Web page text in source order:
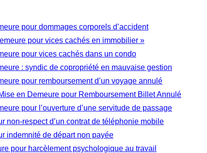
pour dommages corporels d’accident
pour vices cachés en immobilier »
pour vices cachés dans un condo
: syndic de copropriété en mauvaise gestion
pour remboursement d’un voyage annulé
en Demeure pour Remboursement Billet Annulé
pour l’ouverture d’une servitude de passage
non-respect d’un contrat de téléphonie mobile
indemnité de départ non payée
pour harcèlement psychologique au travail